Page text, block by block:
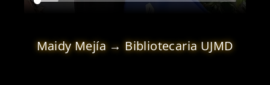
Maidy Mejía → Bibliotecaria UJMD